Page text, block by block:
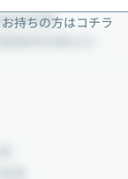
持ちの方はコチラ
応休暇